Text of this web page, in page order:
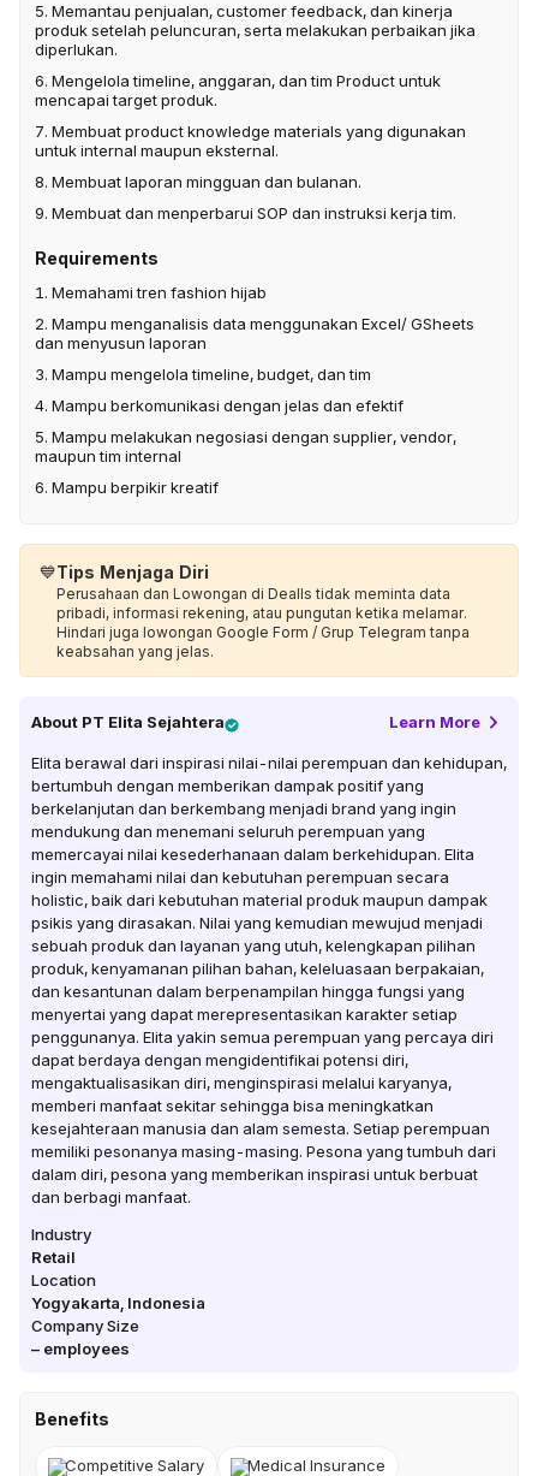
5. Memantau penjualan, customer feedback, dan kinerja
produk setelah peluncuran, serta melakukan perbaikan jika
diperlukan.
6. Mengelola timeline, anggaran, dan tim Product untuk
mencapai target produk.
7. Membuat product knowledge materials yang digunakan
untuk internal maupun eksternal.
8. Membuat laporan mingguan dan bulanan.
9. Membuat dan menperbarui SOP dan instruksi kerja tim.
Requirements
1. Memahami tren fashion hijab
2. Mampu menganalisis data menggunakan Excel/ GSheets
dan menyusun laporan
3. Mampu mengelola timeline, budget, dan tim
4. Mampu berkomunikasi dengan jelas dan efektif
5. Mampu melakukan negosiasi dengan supplier, vendor,
maupun tim internal
6. Mampu berpikir kreatif
💙Tips Menjaga Diri
Perusahaan dan Lowongan di Dealls tidak meminta data
pribadi, informasi rekening, atau pungutan ketika melamar.
Hindari juga lowongan Google Form / Grup Telegram tanpa
keabsahan yang jelas.
About PT Elita Sejahtera Learn More
Elita berawal dari inspirasi nilai-nilai perempuan dan kehidupan,
bertumbuh dengan memberikan dampak positif yang
berkelanjutan dan berkembang menjadi brand yang ingin
mendukung dan menemani seluruh perempuan yang
memercayai nilai kesederhanaan dalam berkehidupan. Elita
ingin memahami nilai dan kebutuhan perempuan secara
holistic, baik dari kebutuhan material produk maupun dampak
psikis yang dirasakan. Nilai yang kemudian mewujud menjadi
sebuah produk dan layanan yang utuh, kelengkapan pilihan
produk, kenyamanan pilihan bahan, keleluasaan berpakaian,
dan kesantunan dalam berpenampilan hingga fungsi yang
menyertai yang dapat merepresentasikan karakter setiap
penggunanya. Elita yakin semua perempuan yang percaya diri
dapat berdaya dengan mengidentifikai potensi diri,
mengaktualisasikan diri, menginspirasi melalui karyanya,
memberi manfaat sekitar sehingga bisa meningkatkan
kesejahteraan manusia dan alam semesta. Setiap perempuan
memiliki pesonanya masing-masing. Pesona yang tumbuh dari
dalam diri, pesona yang memberikan inspirasi untuk berbuat
dan berbagi manfaat.
Industry
Retail
Location
Yogyakarta Indonesia
Company Size
– employees
Benefits
Competitive Salary Medical Insurance